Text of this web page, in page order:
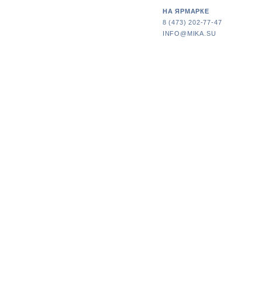
НА ЯРМАРКЕ
8 (473) 202-77-47
INFO@MIKA.SU